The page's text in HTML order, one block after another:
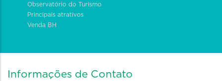
Observatório do Turismo
Principais atrativos
Venda BH
Informações de Contato